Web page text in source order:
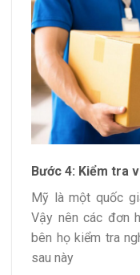
Bước 4: Kiểm tra
Mỹ là một quốc
Vậy nên các đơn
bên họ kiểm tra
sau này